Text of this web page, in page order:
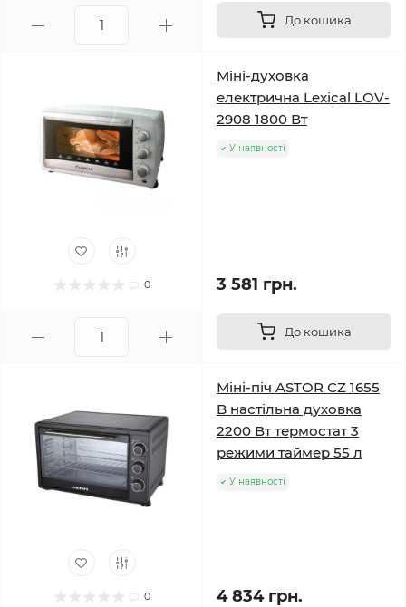
До кошика
0
Міні-духовка
електрична Lexical LOV-
2908 1800 Вт
У наявності
3 581 грн.
До кошика
0
Міні-піч ASTOR CZ 1655
B настільна духовка
2200 Вт термостат 3
режими таймер 55 л
У наявності
4 834 грн.